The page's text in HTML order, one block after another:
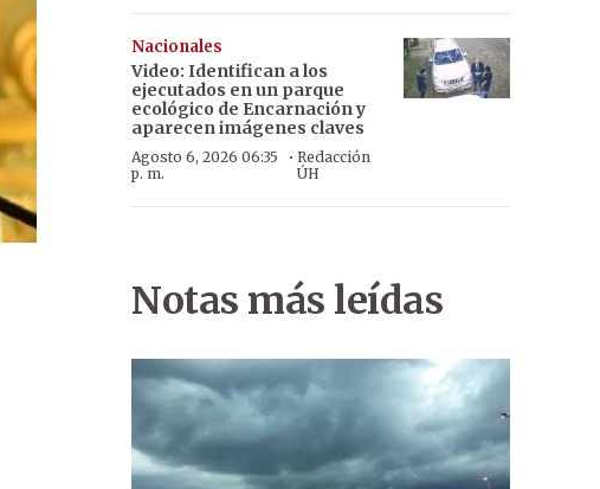
Nacionales
Video: Identifican a los
ejecutados en un parque
ecológico de Encarnación y
aparecen imágenes claves
Agosto 6, 2026 06:35
p. m.
· Redacción
ÚH
Notas más leídas